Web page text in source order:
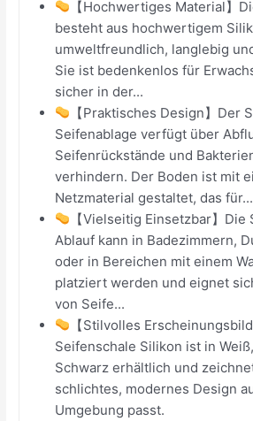
【Hochwertiges Material】
besteht aus hochwertigem
umweltfreundlich, langlebig
Sie ist bedenkenlos für
sicher in der...
【Praktisches Design】Der
Seifenablage verfügt über
Seifenrückstände und
verhindern. Der Boden ist mit
Netzmaterial gestaltet, das für...
【Vielseitig Einsetzbar】
Ablauf kann in Badezimmern,
oder in Bereichen mit einem
platziert werden und eignet
von Seife...
【Stilvolles
Seifenschale Silikon ist in
Schwarz erhältlich und
schlichtes, modernes Design
Umgebung passt.